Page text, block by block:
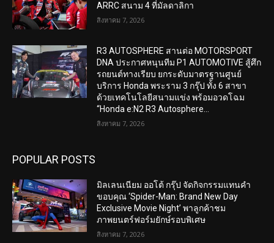
ARRC สนาม 4 ที่มัลดาลิกา
สิงหาคม 7, 2026
R3 AUTOSPHERE สานต่อ MOTORSPORT
DNA ประกาศหนุนทีม P1 AUTOMOTIVE สู้ศึก
รถยนต์ทางเรียบ ยกระดับมาตรฐานศูนย์
บริการ Honda พระราม 3 กรุ๊ป ทั้ง 6 สาขา
ด้วยเทคโนโลยีสนามแข่ง พร้อมอวดโฉม
“Honda e:N2 R3 Autosphere...
สิงหาคม 7, 2026
POPULAR POSTS
มิลเลนเนียม ออโต้ กรุ๊ป จัดกิจกรรมแทนคำ
ขอบคุณ ‘Spider-Man: Brand New Day
Exclusive Movie Night’ พาลูกค้าชม
ภาพยนตร์ฟอร์มยักษ์รอบพิเศษ
สิงหาคม 7, 2026